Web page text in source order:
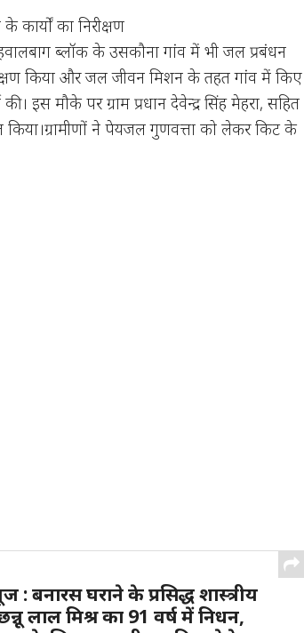
का निरीक्षण
ब्लॉक के उसकौना गांव में भी जल प्रबंधन
किया और जल जीवन मिशन के तहत गांव में किए
इस मौके पर ग्राम प्रधान देवेन्द्र सिंह मेहरा, सहित
किया।ग्रामीणों ने पेयजल गुणवत्ता को लेकर किट के
: बनारस घराने के प्रसिद्ध शास्त्रीय
लाल मिश्र का 91 वर्ष में निधन,